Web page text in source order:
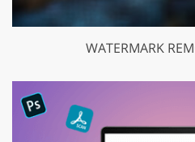
WATERMARK